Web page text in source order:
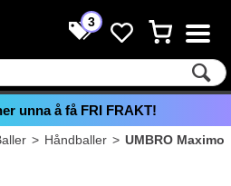
3
unna å få FRI FRAKT!
>Håndballer>UMBRO Maximo